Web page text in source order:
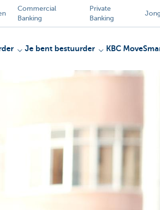
Commercial
Banking
Private
Banking
Je bent bestuurder KBC